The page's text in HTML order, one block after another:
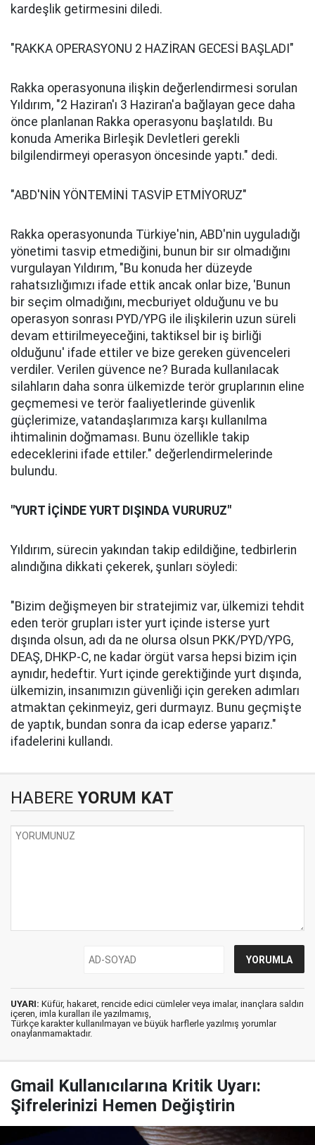
kardeşlik getirmesini diledi.
"RAKKA OPERASYONU 2 HAZİRAN GECESİ BAŞLADI"
Rakka operasyonuna ilişkin değerlendirmesi sorulan
Yıldırım, "2 Haziran'ı 3 Haziran'a bağlayan gece daha
önce planlanan Rakka operasyonu başlatıldı. Bu
konuda Amerika Birleşik Devletleri gerekli
bilgilendirmeyi operasyon öncesinde yaptı." dedi.
"ABD'NİN YÖNTEMİNİ TASVİP ETMİYORUZ"
Rakka operasyonunda Türkiye'nin, ABD'nin uyguladığı
yönetimi tasvip etmediğini, bunun bir sır olmadığını
vurgulayan Yıldırım, "Bu konuda her düzeyde
rahatsızlığımızı ifade ettik ancak onlar bize, 'Bunun
bir seçim olmadığını, mecburiyet olduğunu ve bu
operasyon sonrası PYD/YPG ile ilişkilerin uzun süreli
devam ettirilmeyeceğini, taktiksel bir iş birliği
olduğunu' ifade ettiler ve bize gereken güvenceleri
verdiler. Verilen güvence ne? Burada kullanılacak
silahların daha sonra ülkemizde terör gruplarının eline
geçmemesi ve terör faaliyetlerinde güvenlik
güçlerimize, vatandaşlarımıza karşı kullanılma
ihtimalinin doğmaması. Bunu özellikle takip
edeceklerini ifade ettiler." değerlendirmelerinde
bulundu.
"YURT İÇİNDE YURT DIŞINDA VURURUZ"
Yıldırım, sürecin yakından takip edildiğine, tedbirlerin
alındığına dikkati çekerek, şunları söyledi:
"Bizim değişmeyen bir stratejimiz var, ülkemizi tehdit
eden terör grupları ister yurt içinde isterse yurt
dışında olsun, adı da ne olursa olsun PKK/PYD/YPG,
DEAŞ, DHKP-C, ne kadar örgüt varsa hepsi bizim için
aynıdır, hedeftir. Yurt içinde gerektiğinde yurt dışında,
ülkemizin, insanımızın güvenliği için gereken adımları
atmaktan çekinmeyiz, geri durmayız. Bunu geçmişte
de yaptık, bundan sonra da icap ederse yaparız."
ifadelerini kullandı.
HABERE YORUM KAT
UYARI: Küfür, hakaret, rencide edici cümleler veya imalar, inançlara saldırı
içeren, imla kuralları ile yazılmamış,
Türkçe karakter kullanılmayan ve büyük harflerle yazılmış yorumlar
onaylanmamaktadır.
Gmail Kullanıcılarına Kritik Uyarı:
Şifrelerinizi Hemen Değiştirin